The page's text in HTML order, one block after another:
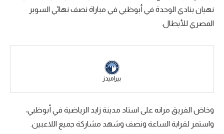
سعودي في الجول
الدوري الإنجليزي
رياضات أخرى
أمم إفريقيا
نهيان بنادي الوحدة في أبوظبي في مباراة نصف نهائي السوبر
المصري للأبطال.
بيراميدز
وخاض الفريق مرانه على استاد مدينة زايد الرياضية في أبوظبي،
واستمر لقرابة الساعة ونصف وشهد مشاركة جميع اللاعبين.